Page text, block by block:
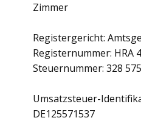
Zimmer
Registergericht:
Registernummer: HRA
Steuernummer: 328
Umsatzsteuer-
DE125571537